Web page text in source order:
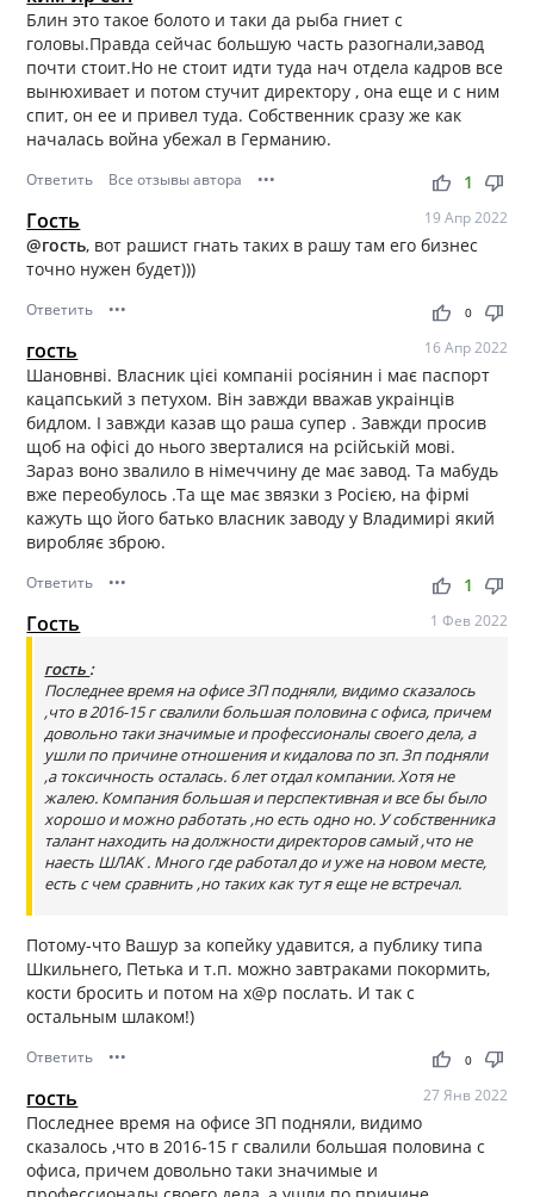
Блин это такое болото и таки да рыба гниет с
головы.Правда сейчас большую часть разогнали,завод
почти стоит.Но не стоит идти туда нач отдела кадров все
вынюхивает и потом стучит директору , она еще и с ним
спит, он ее и привел туда. Собственник сразу же как
началась война убежал в Германию.
Ответить Все отзывы автора ••• thumb_up thumb_down
1
Гость 19 Апр 2022
@гость, вот рашист гнать таких в рашу там его бизнес
точно нужен будет)))
Ответить ••• thumb_up thumb_down
0
гость 16 Апр 2022
Шановнві. Власник цієі компаніі росіянин і має паспорт
кацапський з петухом. Він завжди вважав украінців
бидлом. І завжди казав що раша супер . Завжди просив
щоб на офісі до нього зверталися на рсійській мові.
Зараз воно звалило в німеччину де має завод. Та мабудь
вже переобулось .Та ще має звязки з Росією, на фірмі
кажуть що його батько власник заводу у Владимирі який
виробляє зброю.
Ответить ••• thumb_up thumb_down
1
Гость 1 Фев 2022
гость :
Последнее время на офисе ЗП подняли, видимо сказалось
,что в 2016-15 г свалили большая половина с офиса, причем
довольно таки значимые и профессионалы своего дела, а
ушли по причине отношения и кидалова по зп. Зп подняли
,а токсичность осталась. 6 лет отдал компании. Хотя не
жалею. Компания большая и перспективная и все бы было
хорошо и можно работать ,но есть одно но. У собственника
талант находить на должности директоров самый ,что не
наесть ШЛАК . Много где работал до и уже на новом месте,
есть с чем сравнить ,но таких как тут я еще не встречал.
Потому-что Вашур за копейку удавится, а публику типа
Шкильнего, Петька и т.п. можно завтраками покормить,
кости бросить и потом на х@р послать. И так с
остальным шлаком!)
Ответить ••• thumb_up thumb_down
0
гость 27 Янв 2022
Последнее время на офисе ЗП подняли, видимо
сказалось ,что в 2016-15 г свалили большая половина с
офиса, причем довольно таки значимые и